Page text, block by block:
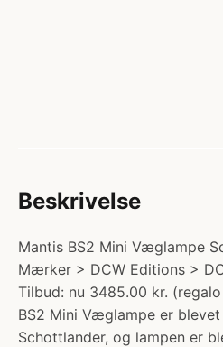
Beskrivelse
Mantis BS2 Mini Væglampe
Mærker > DCW Editions >
Tilbud: nu 3485.00 kr.
BS2 Mini Væglampe er
Schottlander, og lampen er